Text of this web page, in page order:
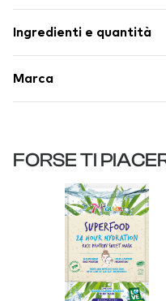
Ingredienti e quantità
Marca
FORSE TI